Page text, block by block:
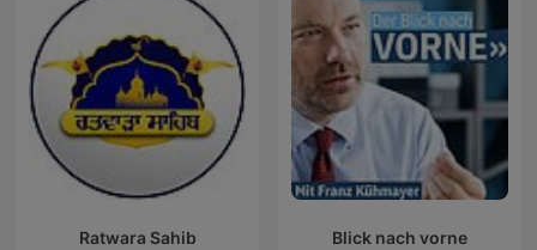
Ratwara Sahib Blick nach vorne